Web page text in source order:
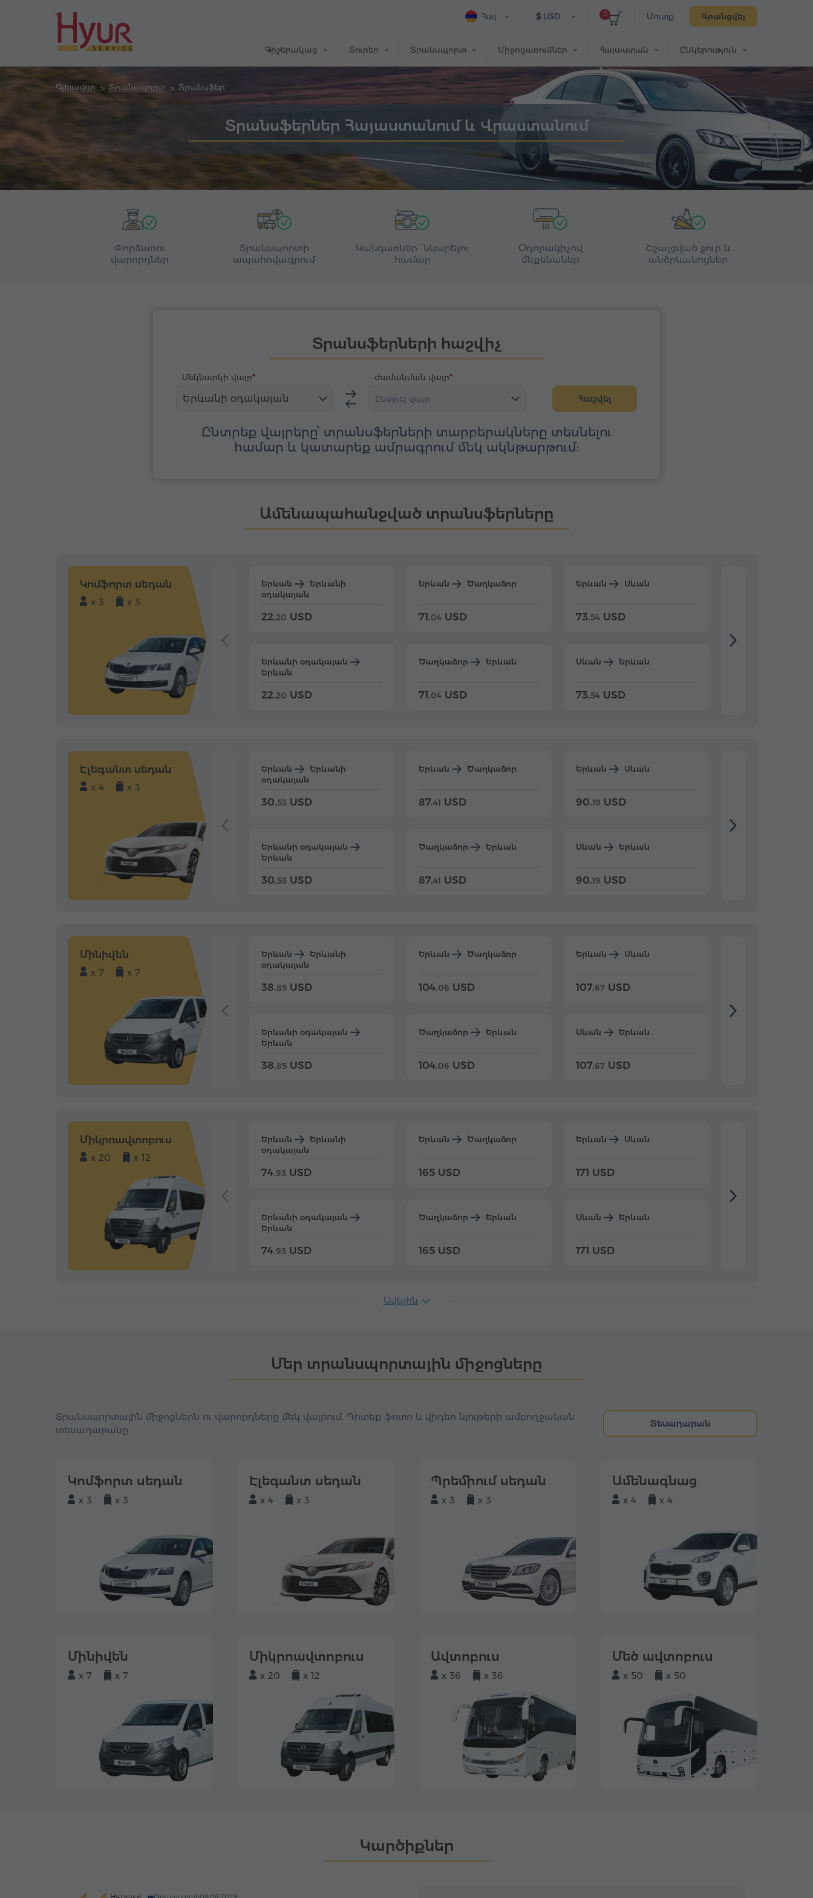
Մուտք Գրանցվել
0
$ USD
Հայ
Գիշերակաց Տուրեր Տրանսպորտ Միջոցառումներ Հայաստան Ընկերություն
Գլխավոր Տրանսպորտ Տրանսֆեր
Տրանսֆերներ Հայաստանում և Վրաստանում
Փորձառու
վարորդներ
Տրանսպորտի
ապահովագրում
Կանգառներ` նկարելու
համար
Օդորակիչով
մեքենաներ
Շշալցված ջուր և
անձրևանոցներ
Տրանսֆերների հաշվիչ
Մեկնարկի վայր
Երևանի օդակայան
Ժամանման վայր
Ընտրել վայր Հաշվել
Ընտրեք վայրերը՝ տրանսֆերների տարբերակները տեսնելու
համար և կատարեք ամրագրում մեկ ակնթարթում:
Ամենապահանջված տրանսֆերները
Կոմֆորտ սեդան
x 3 x 3
Երևան
Երևանի
օդակայան
22.20 USD
Երևանի օդակայան
Երևան
22.20 USD
Երևան Ծաղկաձոր
71.04 USD
Ծաղկաձոր Երևան
71.04 USD
Երևան Սևան
73.54 USD
Սևան Երևան
73.54 USD
Էլեգանտ սեդան
x 4 x 3
Երևան
Երևանի
օդակայան
30.53 USD
Երևանի օդակայան
Երևան
30.53 USD
Երևան Ծաղկաձոր
87.41 USD
Ծաղկաձոր Երևան
87.41 USD
Երևան Սևան
90.19 USD
Սևան Երևան
90.19 USD
Մինիվեն
x 7 x 7
Երևան
Երևանի
օդակայան
38.85 USD
Երևանի օդակայան
Երևան
38.85 USD
Երևան Ծաղկաձոր
104.06 USD
Ծաղկաձոր Երևան
104.06 USD
Երևան Սևան
107.67 USD
Սևան Երևան
107.67 USD
Միկրոավտոբուս
x 20 x 12
Երևան
Երևանի
օդակայան
74.93 USD
Երևանի օդակայան
Երևան
74.93 USD
Երևան Ծաղկաձոր
165 USD
Ծաղկաձոր Երևան
165 USD
Երևան Սևան
171 USD
Սևան Երևան
171 USD
Ավելին
Մեր տրանսպորտային միջոցները
Տրանսպորտային միջոցներն ու վարորդները մեկ վայրում. Դիտեք ֆոտո և վիդեո նյութերի ամբողջական
տեսադարանը
Տեսադարան
Կոմֆորտ սեդան
x 3 x 3
Էլեգանտ սեդան
x 4 x 3
Պրեմիում սեդան
x 3 x 3
Ամենագնաց
x 4 x 4
Մինիվեն
x 7 x 7
Միկրոավտոբուս
x 20 x 12
Ավտոբուս
x 36 x 36
Մեծ ավտոբուս
x 50 x 50
Կարծիքներ